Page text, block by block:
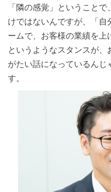
「隣の感覚」ということ
けではないんですが、「自
ームで、お客様の業績を上
というようなスタンスが、
がたい話になっているんじ
す。